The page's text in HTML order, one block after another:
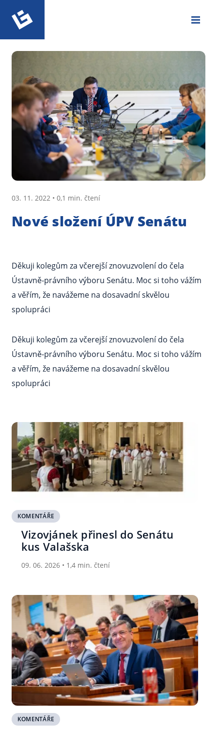
03. 11. 2022 • 0,1 min. čtení
Nové složení ÚPV Senátu
Děkuji kolegům za včerejší znovuzvolení do čela
Ústavně-právního výboru Senátu. Moc si toho vážím
a věřím, že navážeme na dosavadní skvělou
spolupráci
Děkuji kolegům za včerejší znovuzvolení do čela
Ústavně-právního výboru Senátu. Moc si toho vážím
a věřím, že navážeme na dosavadní skvělou
spolupráci
KOMENTÁŘE
Vizovjánek přinesl do Senátu
kus Valašska
09. 06. 2026 • 1,4 min. čtení
KOMENTÁŘE